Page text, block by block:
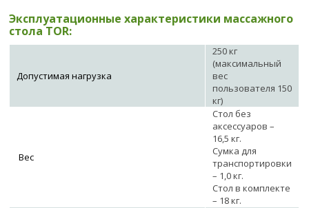
Эксплуатационные характеристики массажного
стола TOR:
Допустимая нагрузка
250 кг
(максимальный
вес
пользователя 150
кг)
Вес
Стол без
аксессуаров –
16,5 кг.
Сумка для
транспортировки
– 1,0 кг.
Стол в комплекте
– 18 кг.